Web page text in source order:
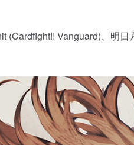
(Cardfight!! Vanguard)、明